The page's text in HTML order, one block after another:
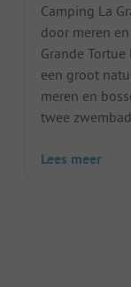
Camping La
door meren
Grande
een groot
meren en
twee
Lees meer